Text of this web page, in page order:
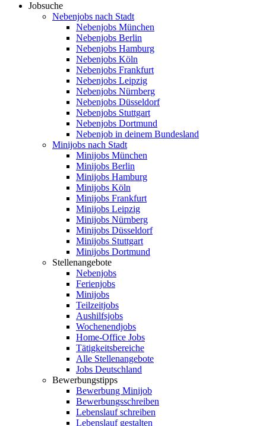
Jobsuche
Nebenjobs nach Stadt
Nebenjobs München
Nebenjobs Berlin
Nebenjobs Hamburg
Nebenjobs Köln
Nebenjobs Frankfurt
Nebenjobs Leipzig
Nebenjobs Nürnberg
Nebenjobs Düsseldorf
Nebenjobs Stuttgart
Nebenjobs Dortmund
Nebenjob in deinem Bundesland
Minijobs nach Stadt
Minijobs München
Minijobs Berlin
Minijobs Hamburg
Minijobs Köln
Minijobs Frankfurt
Minijobs Leipzig
Minijobs Nürnberg
Minijobs Düsseldorf
Minijobs Stuttgart
Minijobs Dortmund
Stellenangebote
Nebenjobs
Ferienjobs
Minijobs
Teilzeitjobs
Aushilfsjobs
Wochenendjobs
Home-Office Jobs
Tätigkeitsbereiche
Alle Stellenangebote
Jobs Deutschland
Bewerbungstipps
Bewerbung Minijob
Bewerbungsschreiben
Lebenslauf schreiben
Lebenslauf gestalten